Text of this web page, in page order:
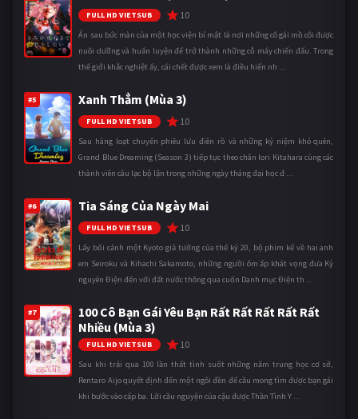
FULL HD VIETSUB 10
Ẩn sau bức màn của một học viện bí mật là nơi những cô gái mồ côi được
nuôi dưỡng và huấn luyện để trở thành những cỗ máy chiến đấu. Trong
thế giới khắc nghiệt ấy, cái chết được xem là điều hiển nh ...
#5 Xanh Thẳm (Mùa 3)
FULL HD VIETSUB 10
Sau hàng loạt chuyến phiêu lưu điên rồ và những kỷ niệm khó quên,
Grand Blue Dreaming (Season 3) tiếp tục theo chân Iori Kitahara cùng các
thành viên câu lạc bộ lặn trong những ngày tháng đại học đ ...
#6 Tia Sáng Của Ngày Mai
FULL HD VIETSUB 10
Lấy bối cảnh một Kyoto giả tưởng của thế kỷ 20, bộ phim kể về hai anh
em Seiroku và Kihachi Sakamoto, những người ôm ấp khát vọng đưa Kỷ
nguyên Điện đến với đất nước thông qua cuốn Danh mục Điện th ...
#7
100 Cô Bạn Gái Yêu Bạn Rất Rất Rất Rất Rất
Nhiều (Mùa 3)
FULL HD VIETSUB 10
Sau khi trải qua 100 lần thất tình suốt những năm trung học cơ sở,
Rentaro Aijo quyết định đến một ngôi đền để cầu mong tìm được bạn gái
khi bước vào cấp ba. Lời cầu nguyện của cậu được Thần Tình Y ...